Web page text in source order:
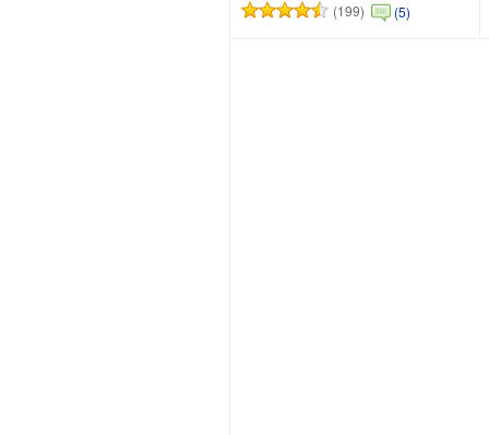
(199)
(5)
カートに追加